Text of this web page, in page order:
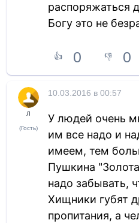
распоряжаться
Богу это не
👍 0 👎 0
Л
(Гость)
10.03.2016 в 00:57
У людей очень
им все надо и
имеем, тем
Пушкина
надо забывать,
Хищники губят
пропитания, а